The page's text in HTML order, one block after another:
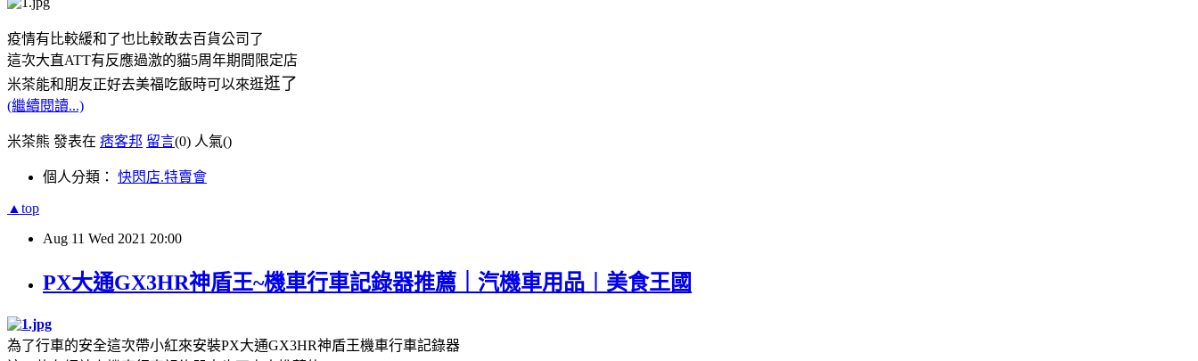
疫情有比較緩和了也比較敢去百貨公司了
這次大直ATT有反應過激的貓5周年期間限定店
米茶能和朋友正好去美福吃飯時可以來逛逛了
(繼續閱讀...)
米茶熊 發表在 痞客邦 留言(0) 人氣()
個人分類： 快閃店.特賣會
▲top
Aug 11 Wed 2021 20:00
PX大通GX3HR神盾王~機車行車記錄器推薦｜汽機車用品︱美食王國
為了行車的安全這次帶小紅來安裝PX大通GX3HR神盾王機車行車記錄器